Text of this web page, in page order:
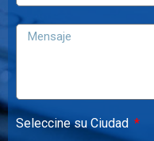
Seleccine su Ciudad